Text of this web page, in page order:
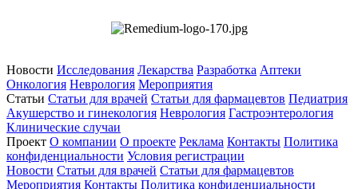
Новости Исследования Лекарства Разработка Аптеки
Онкология Неврология Мероприятия
Статьи Статьи для врачей Статьи для фармацевтов Педиатрия
Акушерство и гинекология Неврология Гастроэнтерология
Клинические случаи
Проект О компании О проекте Реклама Контакты Политика
конфиденциальности Условия регистрации
Новости Статьи для врачей Статьи для фармацевтов
Мероприятия Контакты Политика конфиденциальности